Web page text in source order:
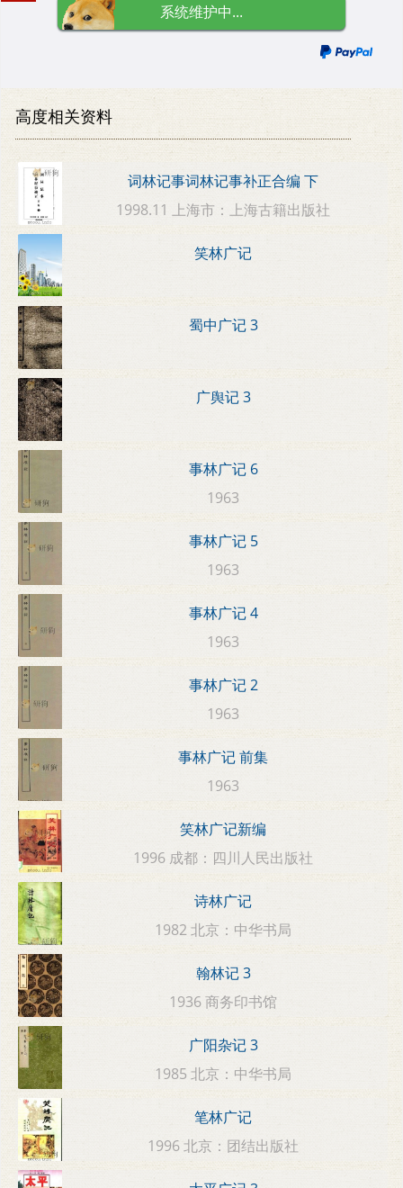
系统维护中...
高度相关资料
词林记事词林记事补正合编 下
1998.11 上海市：上海古籍出版社
笑林广记
蜀中广记 3
广舆记 3
事林广记 6
1963
事林广记 5
1963
事林广记 4
1963
事林广记 2
1963
事林广记 前集
1963
笑林广记新编
1996 成都：四川人民出版社
诗林广记
1982 北京：中华书局
翰林记 3
1936 商务印书馆
广阳杂记 3
1985 北京：中华书局
笔林广记
1996 北京：团结出版社